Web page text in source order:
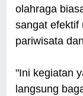
olahraga
sangat efektif
pariwisata
"Ini kegiatan
langsung